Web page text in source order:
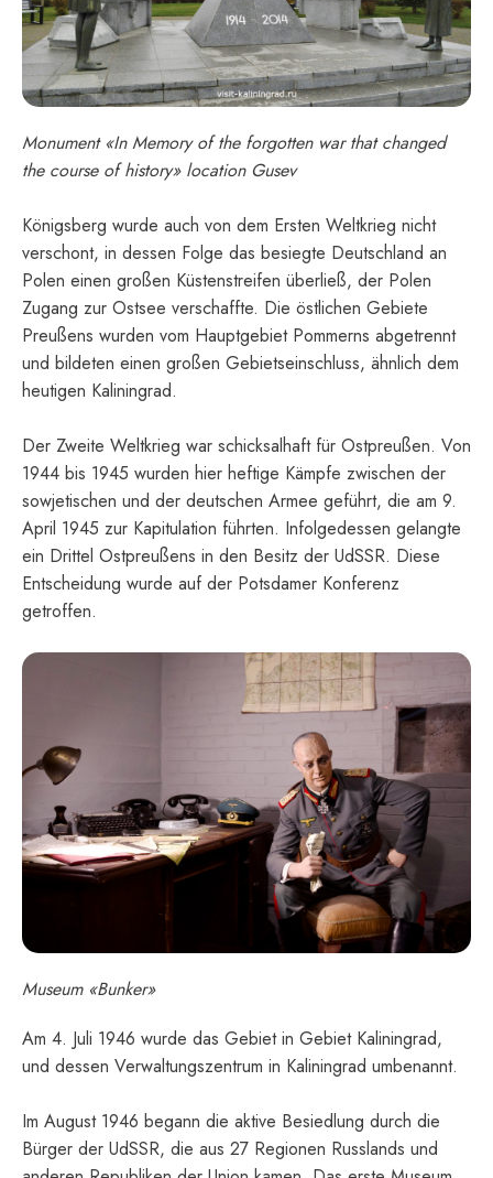
Monument «In Memory of the forgotten war that changed
the course of history» location Gusev
Königsberg wurde auch von dem Ersten Weltkrieg nicht
verschont, in dessen Folge das besiegte Deutschland an
Polen einen großen Küstenstreifen überließ, der Polen
Zugang zur Ostsee verschaffte. Die östlichen Gebiete
Preußens wurden vom Hauptgebiet Pommerns abgetrennt
und bildeten einen großen Gebietseinschluss, ähnlich dem
heutigen Kaliningrad.
Der Zweite Weltkrieg war schicksalhaft für Ostpreußen. Von
1944 bis 1945 wurden hier heftige Kämpfe zwischen der
sowjetischen und der deutschen Armee geführt, die am 9.
April 1945 zur Kapitulation führten. Infolgedessen gelangte
ein Drittel Ostpreußens in den Besitz der UdSSR. Diese
Entscheidung wurde auf der Potsdamer Konferenz
getroffen.
Museum «Bunker»
Am 4. Juli 1946 wurde das Gebiet in Gebiet Kaliningrad,
und dessen Verwaltungszentrum in Kaliningrad umbenannt.
Im August 1946 begann die aktive Besiedlung durch die
Bürger der UdSSR, die aus 27 Regionen Russlands und